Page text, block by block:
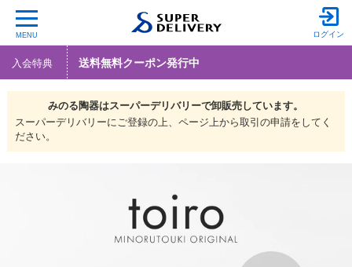
MENU ログイン
入会特典 送料無料クーポン発行中
みのる陶器はスーパーデリバリーで卸販売しています。
スーパーデリバリーにご登録の上、ページ上から取引の申請をしてく
ださい。